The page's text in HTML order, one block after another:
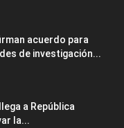
acuerdo para
de investigación...
a República
la...